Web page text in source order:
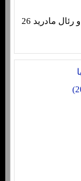
پیش بینی و شرط بندی بازی رئال سوسیداد و رئال مادرید 26